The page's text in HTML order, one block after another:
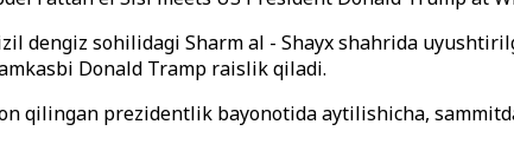
dengiz sohilidagi Sharm al - Shayx shahrida
Donald Tramp raislik qiladi.
qilingan prezidentlik bayonotida aytilishicha,